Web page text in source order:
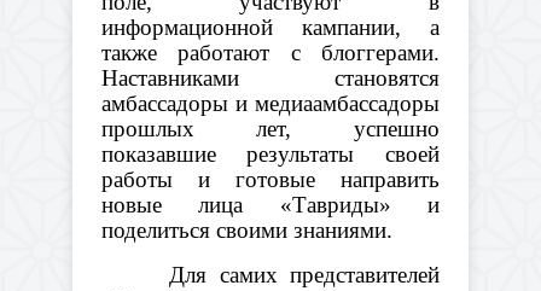
информационной кампании, а
также работают с блоггерами.
Наставниками становятся
амбассадоры и медиаамбассадоры
прошлых лет, успешно
показавшие результаты своей
работы и готовые направить
новые лица «Тавриды» и
поделиться своими знаниями.
Для самих представителей